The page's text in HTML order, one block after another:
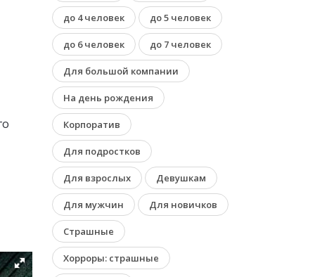
до 4 человек до 5 человек
до 6 человек до 7 человек
Для большой компании
На день рождения
Корпоратив
Для подростков
Для взрослых Девушкам
Для мужчин Для новичков
Страшные
Хорроры: страшные